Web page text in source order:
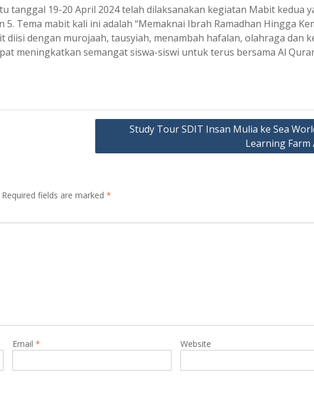
tanggal 19-20 April 2024 telah dilaksanakan kegiatan Mabit kedua
5. Tema mabit kali ini adalah “Memaknai Ibrah Ramadhan Hingga
diisi dengan murojaah, tausyiah, menambah hafalan, olahraga dan
meningkatkan semangat siswa-siswi untuk terus bersama Al
Study Tour SDIT Insan Mulia ke Sea
Learning Farm
Required fields are marked *
Email * Website